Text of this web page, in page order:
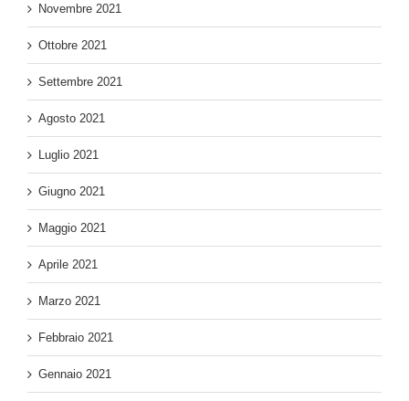
Novembre 2021
Ottobre 2021
Settembre 2021
Agosto 2021
Luglio 2021
Giugno 2021
Maggio 2021
Aprile 2021
Marzo 2021
Febbraio 2021
Gennaio 2021